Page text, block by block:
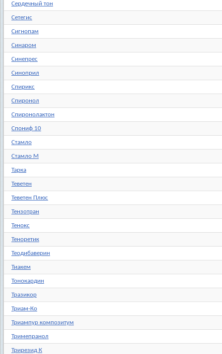
Сердечный тон
Сетегис
Сигнопам
Синаром
Синепрес
Синоприл
Спирикс
Спиронол
Спиронолактон
Спониф 10
Стамло
Стамло М
Тарка
Теветен
Теветен Плюс
Тензотран
Тенокс
Теноретик
Теодибаверин
Тиакем
Тонокардин
Тразикор
Триам-Ко
Триампур композитум
Тримепранол
Трирезид К